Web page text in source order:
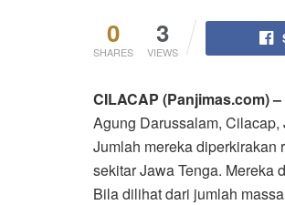
0
SHARES
3
VIEWS
CILACAP (Panjimas.com) –
Agung Darussalam,
Jumlah mereka diperkirakan
sekitar Jawa Tenga. Mereka
Bila dilihat dari jumlah